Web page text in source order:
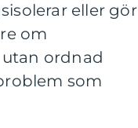
eller gör
om
ordnad
som